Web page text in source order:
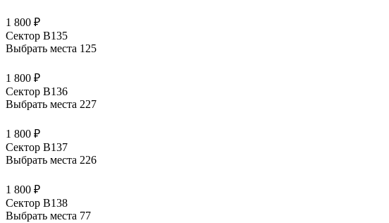
1 800 ₽
Сектор В135
Выбрать места 125
1 800 ₽
Сектор В136
Выбрать места 227
1 800 ₽
Сектор В137
Выбрать места 226
1 800 ₽
Сектор B138
Выбрать места 77